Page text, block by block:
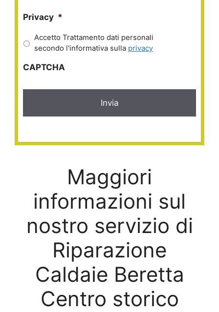
Privacy *
Accetto Trattamento dati personali
secondo l'informativa sulla privacy
CAPTCHA
Maggiori
informazioni sul
nostro servizio di
Riparazione
Caldaie Beretta
Centro storico